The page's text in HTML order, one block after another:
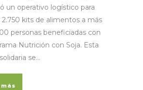
un operativo logístico para
2.750 kits de alimentos a más
personas beneficiadas con
Nutrición con Soja. Esta
se...